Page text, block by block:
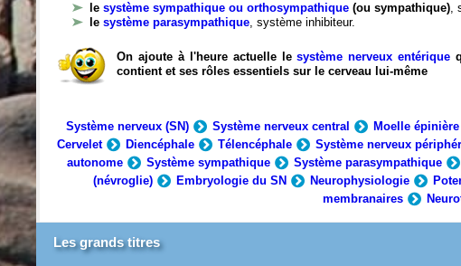
lesystème sympathique ou orthosympathique (ou sympathique),
lesystème parasympathique, système inhibiteur.
On ajoute à l'heure actuelle lesystème nerveux entérique
contient et ses rôles essentiels sur le cerveau lui-même
Système nerveux (SN) Système nerveux central Moelle épinière
Cervelet
Diencéphale Télencéphale Système nerveux
autonome
Système sympathique Système parasympathique
(névroglie)
Embryologie du SN Neurophysiologie
membranaires
Les grands titres